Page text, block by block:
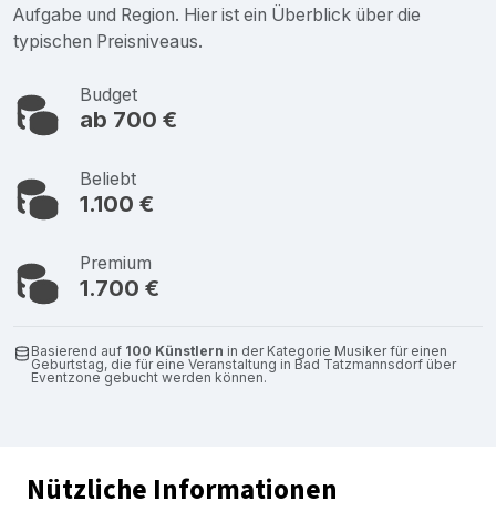
Aufgabe und Region. Hier ist ein Überblick über die
typischen Preisniveaus.
Budget
ab 700 €
Beliebt
1.100 €
Premium
1.700 €
Basierend auf 100 Künstlern in der Kategorie Musiker für einen
Geburtstag, die für eine Veranstaltung in Bad Tatzmannsdorf über
Eventzone gebucht werden können.
Nützliche Informationen